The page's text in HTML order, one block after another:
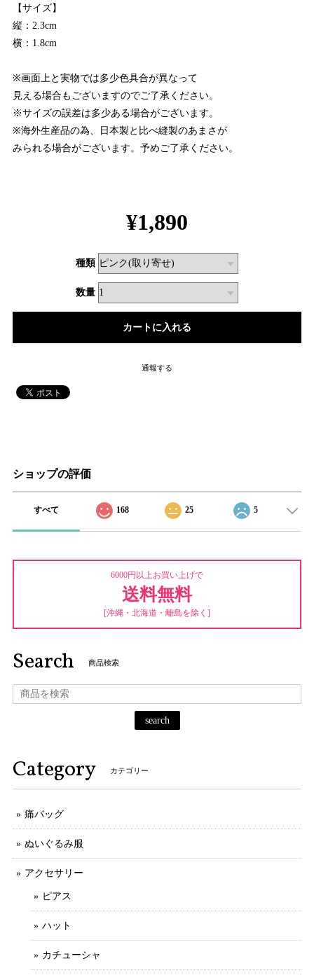
【サイズ】
縦：2.3cm
横：1.8cm
※画面上と実物では多少色具合が異なって
見える場合もございますのでご了承ください。
※サイズの誤差は多少ある場合がございます。
※海外生産品の為、日本製と比べ縫製のあまさが
みられる場合がございます。予めご了承ください。
¥1,890
種類
数量
通報する
ショップの評価
すべて 168 25 5
6000円以上お買い上げで
送料無料
[沖縄・北海道・離島を除く]
Search 商品検索
search
Category カテゴリー
痛バッグ
ぬいぐるみ服
アクセサリー
ピアス
ハット
カチューシャ